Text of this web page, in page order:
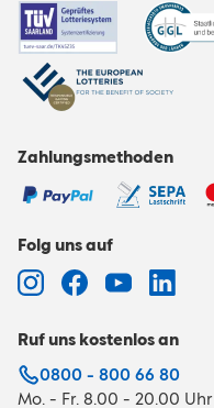
Zahlungsmethoden
Folg uns auf
Ruf uns kostenlos an
0800 - 800 66 80
Mo. - Fr. 8.00 - 20.00 Uhr